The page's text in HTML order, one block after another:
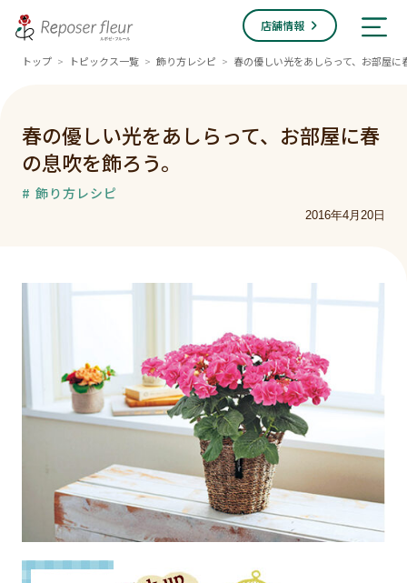
店舗情報
トップ > トピックス一覧 > 飾り方レシピ > 春の優しい光をあしらって、お部屋に
春の優しい光をあしらって、お部屋に春
の息吹を飾ろう。
# 飾り方レシピ
2016年4月20日